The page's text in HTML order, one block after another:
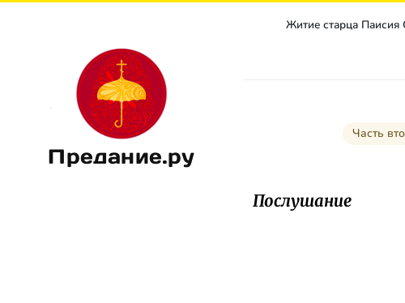
Предание.ру
Житие старца Паисия
Часть
Послушание